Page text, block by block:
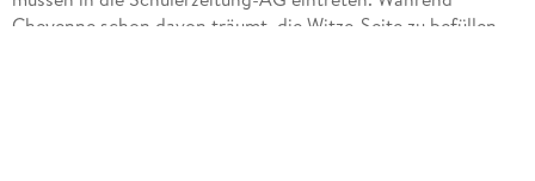
Cheyenne schon davon träumt, die Witze-Seite zu befüllen,